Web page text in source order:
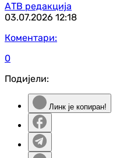
АТВ редакција
03.07.2026 12:18
Коментари:
0
Подијели:
Линк је копиран!